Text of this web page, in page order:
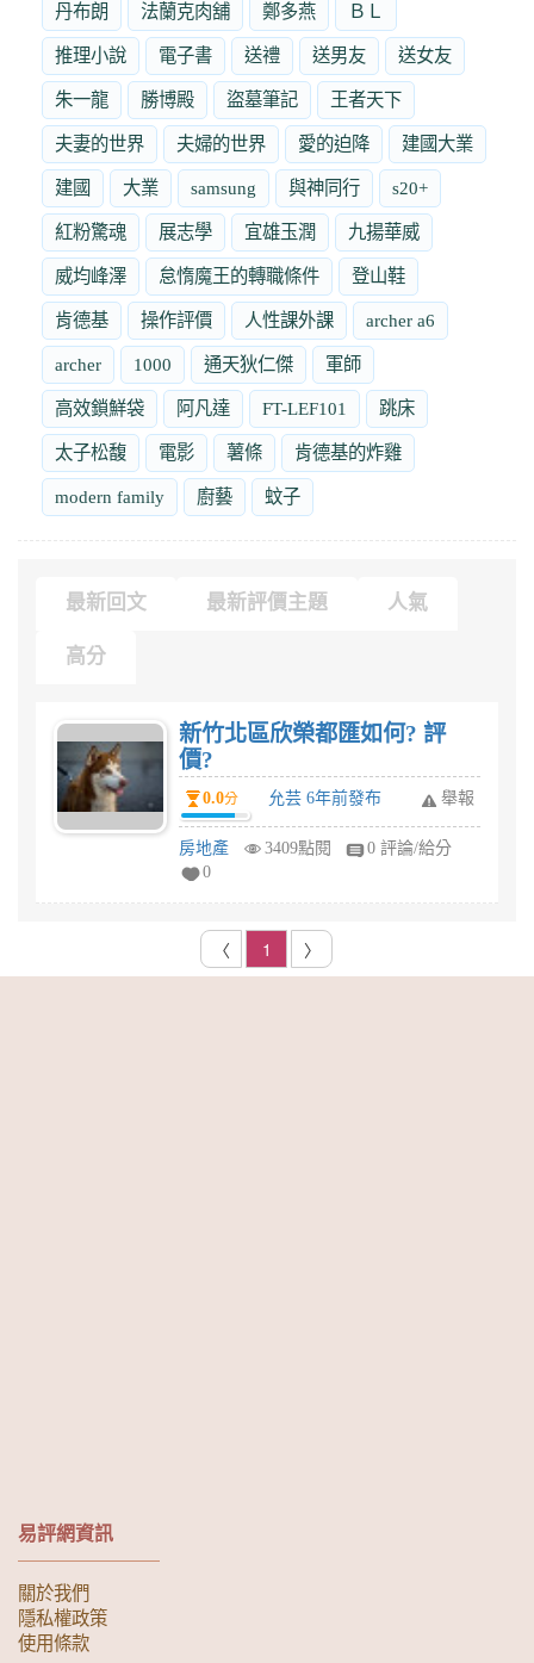
丹布朗 法蘭克肉舖 鄭多燕 ＢＬ
推理小說 電子書 送禮 送男友 送女友
朱一龍 勝博殿 盜墓筆記 王者天下
夫妻的世界 夫婦的世界 愛的迫降 建國大業
建國 大業 samsung 與神同行 s20+
紅粉驚魂 展志學 宜雄玉潤 九揚華威
威均峰澤 怠惰魔王的轉職條件 登山鞋
肯德基 操作評價 人性課外課 archer a6
archer 1000 通天狄仁傑 軍師
高效鎖鮮袋 阿凡達 FT-LEF101 跳床
太子松馥 電影 薯條 肯德基的炸雞
modern family 廚藝 蚊子
最新回文 最新評價主題 人氣
高分
新竹北區欣榮都匯如何? 評
價?
0.0分 允芸 6年前發布 舉報
房地產 3409點閱
0 評論/給分
0
〈 1 〉
易評網資訊
關於我們
隱私權政策
使用條款